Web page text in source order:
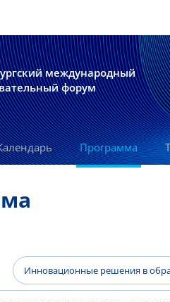
международный
форум
Программа
Инновационные решения в